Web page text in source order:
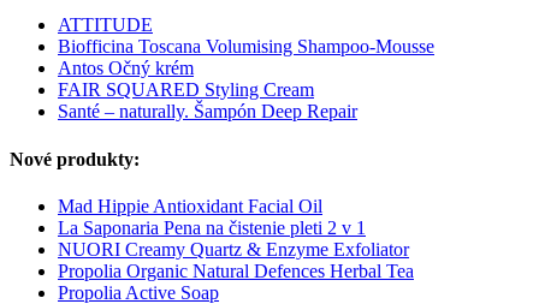
ATTITUDE
Biofficina Toscana Volumising Shampoo-Mousse
Antos Očný krém
FAIR SQUARED Styling Cream
Santé – naturally. Šampón Deep Repair
Nové produkty:
Mad Hippie Antioxidant Facial Oil
La Saponaria Pena na čistenie pleti 2 v 1
NUORI Creamy Quartz & Enzyme Exfoliator
Propolia Organic Natural Defences Herbal Tea
Propolia Active Soap